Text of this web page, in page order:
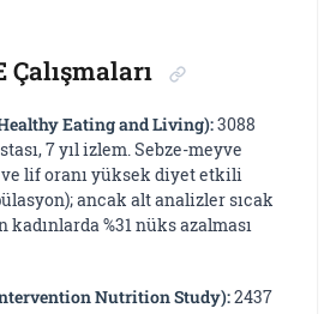
Çalışmaları
Eating and Living):3088
7 yıl izlem. Sebze-meyve
lif oranı yüksek diyet etkili
ancak alt analizler sıcak
kadınlarda %31 nüks azalması
Nutrition Study):2437